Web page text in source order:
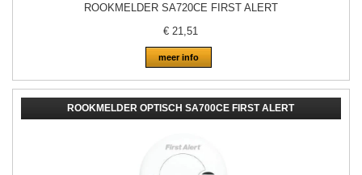
ROOKMELDER SA720CE FIRST ALERT
€21,51
meer info
ROOKMELDER OPTISCH SA700CE FIRST ALERT